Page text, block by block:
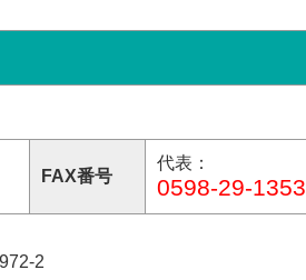
FAX番号
代表：
0598-29-1353
2